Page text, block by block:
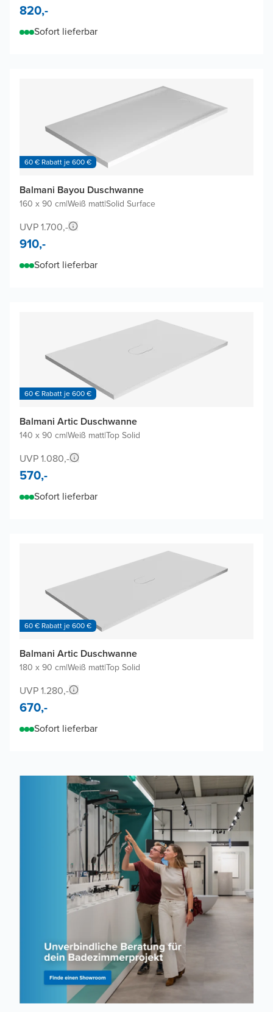
820,-
Sofort lieferbar
60 € Rabatt je 600 €
Balmani Bayou Duschwanne
160 x 90 cm|Weiß matt|Solid Surface
UVP 1.700,-
910,-
Sofort lieferbar
60 € Rabatt je 600 €
Balmani Artic Duschwanne
140 x 90 cm|Weiß matt|Top Solid
UVP 1.080,-
570,-
Sofort lieferbar
60 € Rabatt je 600 €
Balmani Artic Duschwanne
180 x 90 cm|Weiß matt|Top Solid
UVP 1.280,-
670,-
Sofort lieferbar